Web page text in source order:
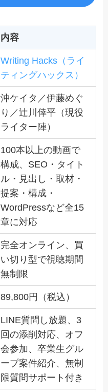
内容
Writing Hacks（ライ
ティングハックス）
沖ケイタ／伊藤めぐ
り／辻川倖平（現役
ライター陣）
100本以上の動画で
構成、SEO・タイト
ル・見出し・取材・
提案・構成・
WordPressなど全15
章に対応
完全オンライン、買
い切り型で視聴期間
無制限
89,800円（税込）
LINE質問し放題、3
回の添削対応、オフ
会参加、卒業生グル
ープ案件紹介、無制
限質問サポート付き